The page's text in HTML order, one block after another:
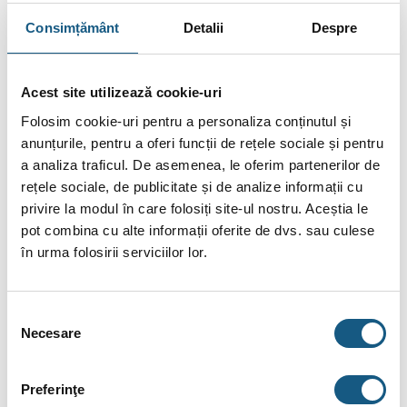
Consimțământ Detalii Despre
Acest site utilizează cookie-uri
Folosim cookie-uri pentru a personaliza conținutul și
anunțurile, pentru a oferi funcții de rețele sociale și pentru
a analiza traficul. De asemenea, le oferim partenerilor de
rețele sociale, de publicitate și de analize informații cu
privire la modul în care folosiți site-ul nostru. Aceștia le
pot combina cu alte informații oferite de dvs. sau culese
în urma folosirii serviciilor lor.
consimțământului
Necesare
Preferinţe
asemenea, unele specificații pot fi modificate de către
producător fără preaviz sau pot conține erori de operare.
DESCRIERE
INFORMAȚII SUPLIMENTARE
BRAND
RECENZII (0)
suspendate pe perete de inalta eficienta, cu
emisii scazute de NOX.